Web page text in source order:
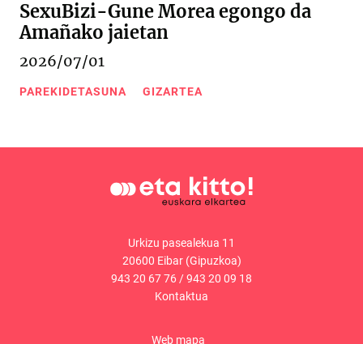
SexuBizi-Gune Morea egongo da
Amañako jaietan
2026/07/01
PAREKIDETASUNA GIZARTEA
Urkizu pasealekua 11
20600 Eibar (Gipuzkoa)
943 20 67 76 /943 20 09 18
Kontaktua
Web mapa